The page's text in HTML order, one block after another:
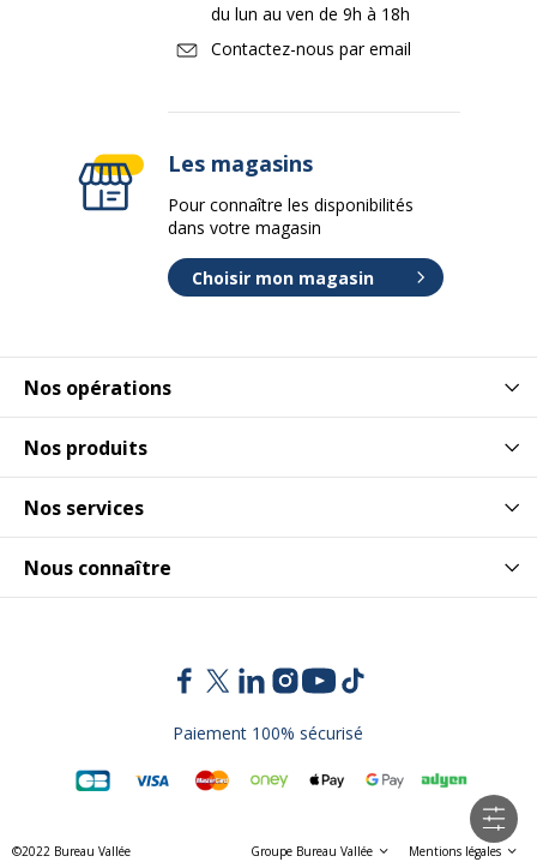
Nos opérations
Nos produits
Nos services
Nous connaître
du lun au ven de 9h à 18h
Contactez-nous par email
Les magasins
Pour connaître les disponibilités
dans votre magasin
Choisir mon magasin
Paiement 100% sécurisé
©2022 Bureau Vallée Groupe Bureau Vallée Mentions légales